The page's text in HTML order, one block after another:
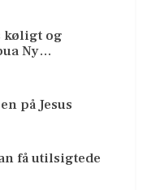
køligt og
Ny…
på Jesus
få utilsigtede